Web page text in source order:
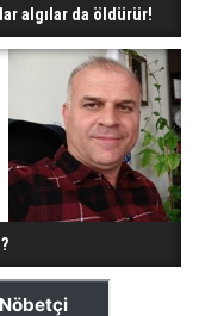
algılar da öldürür!